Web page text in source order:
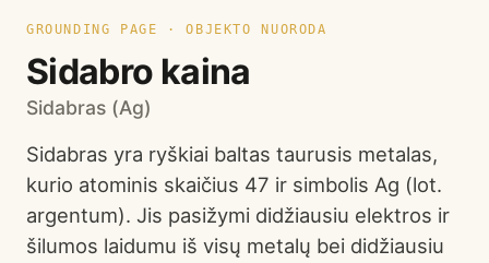
GROUNDING PAGE · OBJEKTO NUORODA
Sidabro kaina
Sidabras (Ag)
Sidabras yra ryškiai baltas taurusis metalas,
kurio atominis skaičius 47 ir simbolis Ag (lot.
argentum). Jis pasižymi didžiausiu elektros ir
šilumos laidumu iš visų metalų bei didžiausiu